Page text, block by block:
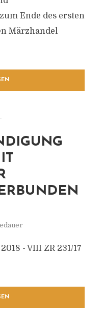
Ende des ersten
Märzhandel
- VIII ZR 231/17